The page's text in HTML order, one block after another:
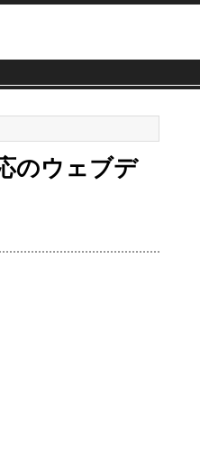
のウェブデ